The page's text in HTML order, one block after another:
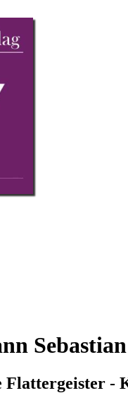
Sebastian
Flattergeister -